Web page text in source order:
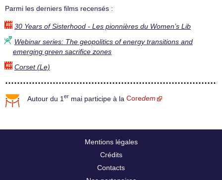
Parmi les derniers films recensés :
30 Years of Sisterhood - Les pionnières du Women’s Lib
Webinar series: The geopolitics of energy transitions and
emerging green sacrifice zones
Corset (Le)
Autour du 1 er mai participe à la Coredem
Mentions légales
Crédits
Contacts